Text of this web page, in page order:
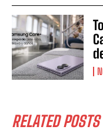
RELATED POSTS